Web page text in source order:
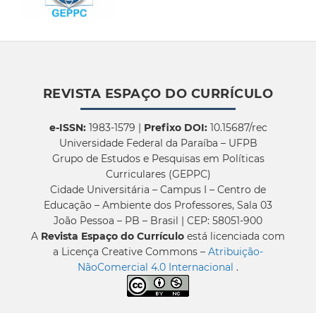
REVISTA ESPAÇO DO CURRÍCULO
e-ISSN:1983-1579 | Prefixo DOI:10.15687/rec
Universidade Federal da Paraíba – UFPB
Grupo de Estudos e Pesquisas em Políticas
Curriculares (GEPPC)
Cidade Universitária – Campus I – Centro de
Educação – Ambiente dos Professores, Sala 03
João Pessoa – PB – Brasil | CEP: 58051-900
A Revista Espaço do Currículo está licenciada com
a Licença Creative Commons – Atribuição-
NãoComercial 4.0 Internacional .